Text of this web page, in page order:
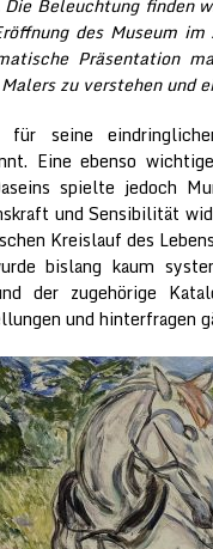
des Museum
Präsentation
zu verstehen und
seine
Eine ebenso
spielte jedoch
und Sensibilität
Kreislauf des
bislang kaum
der zugehörige
und hinterfragen